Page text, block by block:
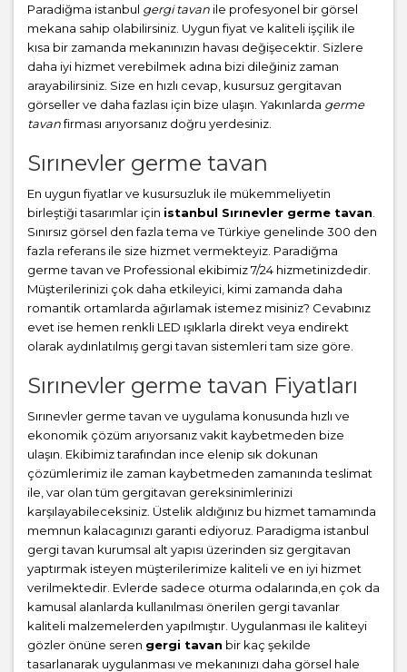
Paradiğma istanbul gergi tavan ile profesyonel bir görsel
mekana sahip olabilirsiniz. Uygun fiyat ve kaliteli işçilik ile
kısa bir zamanda mekanınızın havası değişecektir. Sizlere
daha iyi hizmet verebilmek adına bizi dileğiniz zaman
arayabilirsiniz. Size en hızlı cevap, kusursuz gergitavan
görseller ve daha fazlası için bize ulaşın. Yakınlarda germe
tavanfirması arıyorsanız doğru yerdesiniz.
Sırınevler germe tavan
En uygun fiyatlar ve kusursuzluk ile mükemmeliyetin
birleştiği tasarımlar için istanbul Sırınevler germe tavan
Sınırsız görsel den fazla tema ve Türkiye genelinde 300 den
fazla referans ile size hizmet vermekteyiz. Paradiğma
germe tavan ve Professional ekibimiz 7/24 hizmetinizdedir.
Müşterilerinizi çok daha etkileyici, kimi zamanda daha
romantik ortamlarda ağırlamak istemez misiniz? Cevabınız
evet ise hemen renkli LED ışıklarla direkt veya endirekt
olarak aydınlatılmış gergi tavan sistemleri tam size göre.
Sırınevler germe tavan Fiyatları
Sırınevler germe tavan ve uygulama konusunda hızlı ve
ekonomik çözüm arıyorsanız vakit kaybetmeden bize
ulaşın. Ekibimiz tarafından ince elenip sık dokunan
çözümlerimiz ile zaman kaybetmeden zamanında teslimat
ile, var olan tüm gergitavan gereksinimlerinizi
karşılayabileceksiniz. Üstelik aldığınız bu hizmet tamamında
memnun kalacagınızı garanti ediyoruz. Paradigma istanbul
gergi tavan kurumsal alt yapısı üzerinden siz gergitavan
yaptırmak isteyen müşterilerimize kaliteli ve en iyi hizmet
verilmektedir. Evlerde sadece oturma odalarında,en çok da
kamusal alanlarda kullanılması önerilen gergi tavanlar
kaliteli malzemelerden yapılmıştır. Uygulanması ile kaliteyi
gözler önüne seren gergi tavan bir kaç şekilde
tasarlanarak uygulanması ve mekanınızı daha görsel hale